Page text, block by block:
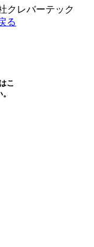
クレバーテック
る
こ